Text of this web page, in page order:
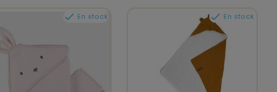
 En stock  En stock